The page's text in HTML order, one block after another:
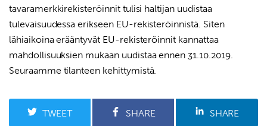
tavaramerkkirekisteröinnit tulisi haltijan uudistaa
tulevaisuudessa erikseen EU-rekisteröinnistä. Siten
lähiaikoina erääntyvät EU-rekisteröinnit kannattaa
mahdollisuuksien mukaan uudistaa ennen 31.10.2019.
Seuraamme tilanteen kehittymistä.
TWEET SHARE SHARE